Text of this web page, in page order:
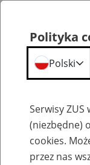
Emerytury
Polityka
Polski
Serwisy
(niezbędne)
cookies.
przez nas